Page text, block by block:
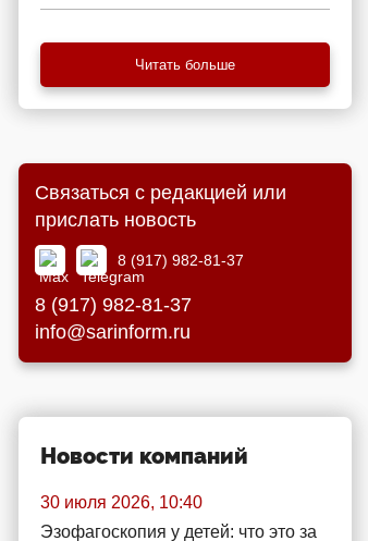
Читать больше
Связаться с редакцией или
прислать новость
8 (917) 982-81-37
8 (917) 982-81-37
info@sarinform.ru
Новости компаний
30 июля 2026, 10:40
Эзофагоскопия у детей: что это за